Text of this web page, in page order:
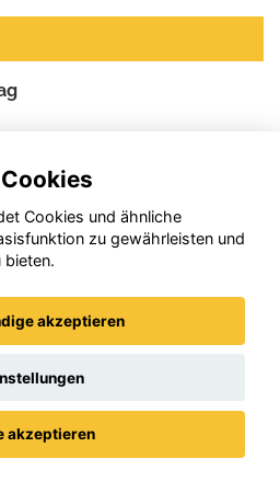
Cookies und ähnliche
zu gewährleisten und
bieten.
akzeptieren
akzeptieren